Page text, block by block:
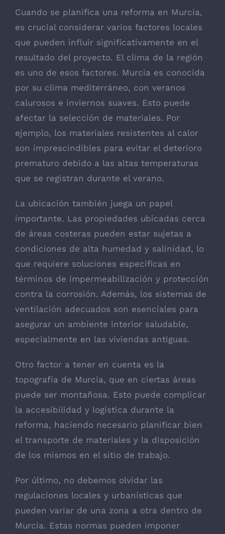
Cuando se planifica una reforma en Murcia,
es crucial considerar varios factores locales
que pueden influir significativamente en el
resultado del proyecto. El clima de la región
es uno de esos factores. Murcia es conocida
por su clima mediterráneo, con veranos
calurosos e inviernos suaves. Esto puede
afectar la selección de materiales. Por
ejemplo, los materiales resistentes al calor
son imprescindibles para evitar el deterioro
prematuro debido a las altas temperaturas
que se registran durante el verano.
La ubicación también juega un papel
importante. Las propiedades ubicadas cerca
de áreas costeras pueden estar sujetas a
condiciones de alta humedad y salinidad, lo
que requiere soluciones específicas en
términos de impermeabilización y protección
contra la corrosión. Además, los sistemas de
ventilación adecuados son esenciales para
asegurar un ambiente interior saludable,
especialmente en las viviendas antiguas.
Otro factor a tener en cuenta es la
topografía de Murcia, que en ciertas áreas
puede ser montañosa. Esto puede complicar
la accesibilidad y logística durante la
reforma, haciendo necesario planificar bien
el transporte de materiales y la disposición
de los mismos en el sitio de trabajo.
Por último, no debemos olvidar las
regulaciones locales y urbanísticas que
pueden variar de una zona a otra dentro de
Murcia. Estas normas pueden imponer